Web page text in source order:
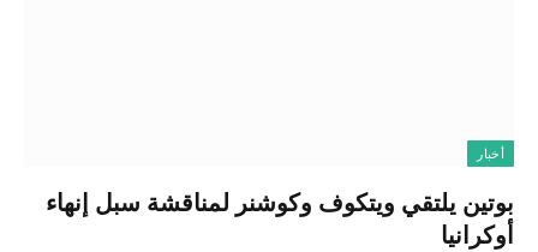
أخبار
بوتين يلتقي ويتكوف وكوشنر لمناقشة سبل إنهاء
أوكرانيا